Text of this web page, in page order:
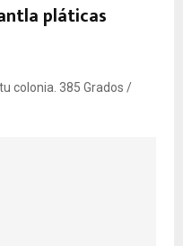
pláticas
colonia. 385 Grados /